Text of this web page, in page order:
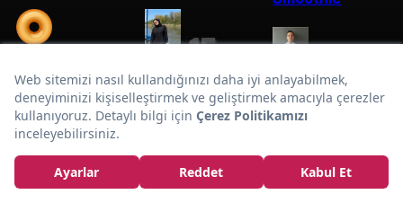
15
Dakikada Sufle
Tarifi
Özçeltik